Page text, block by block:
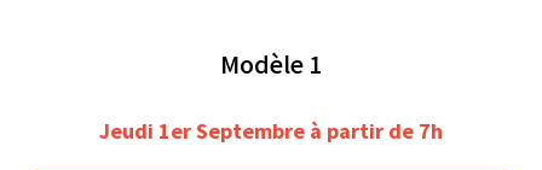
Modèle 1
Jeudi 1er Septembre à partir de 7h